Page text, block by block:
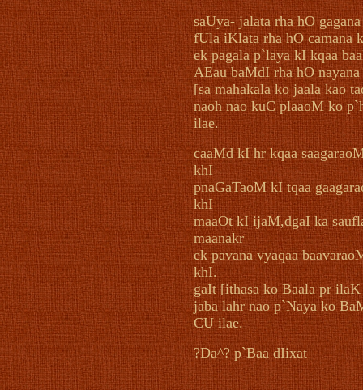
saUya- jalata rha hO
fUla iKlata rha hO camana
ek pagala p`laya kI kqaa
AEau baMdI rha hO
[sa mahakala ko jaala kao
naoh nao kuC plaaoM ko
ilae.
caaMd kI hr kqaa
khI
pnaGaTaoM kI tqaa
khI
maaOt kI ijaM,dgaI ka
maanakr
ek pavana vyaqaa
khI.
gaIt [ithasa ko Baala pr ilaK
jaba lahr nao p`Naya ko
CU ilae.
?Da^? p`Baa dIixat